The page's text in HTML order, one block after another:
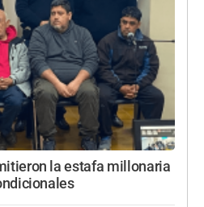
la estafa millonaria